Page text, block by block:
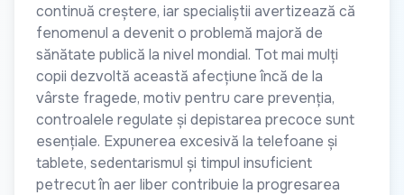
continuă creștere, iar specialiștii avertizează că
fenomenul a devenit o problemă majoră de
sănătate publică la nivel mondial. Tot mai mulți
copii dezvoltă această afecțiune încă de la
vârste fragede, motiv pentru care prevenția,
controalele regulate și depistarea precoce sunt
esențiale. Expunerea excesivă la telefoane și
tablete, sedentarismul și timpul insuficient
petrecut în aer liber contribuie la progresarea